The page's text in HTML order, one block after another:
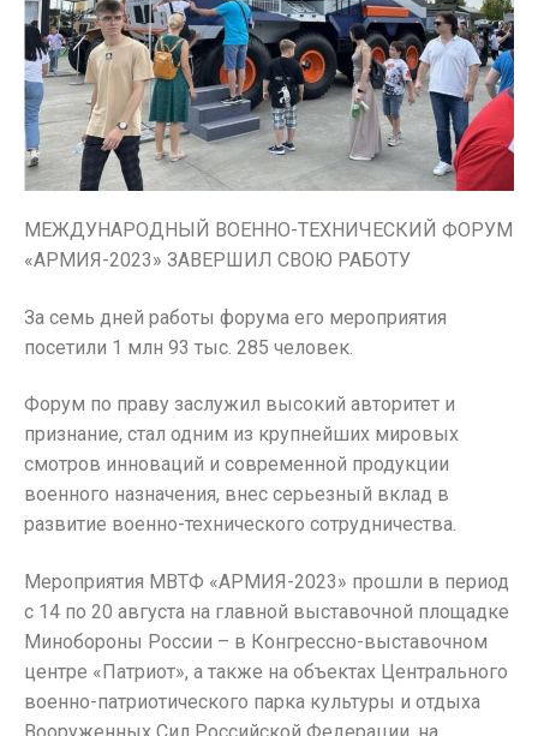
МЕЖДУНАРОДНЫЙ ВОЕННО-ТЕХНИЧЕСКИЙ ФОРУМ
«АРМИЯ-2023» ЗАВЕРШИЛ СВОЮ РАБОТУ
За семь дней работы форума его мероприятия
посетили 1 млн 93 тыс. 285 человек.
Форум по праву заслужил высокий авторитет и
признание, стал одним из крупнейших мировых
смотров инноваций и современной продукции
военного назначения, внес серьезный вклад в
развитие военно-технического сотрудничества.
Мероприятия МВТФ «АРМИЯ-2023» прошли в период
с 14 по 20 августа на главной выставочной площадке
Минобороны России – в Конгрессно-выставочном
центре «Патриот», а также на объектах Центрального
военно-патриотического парка культуры и отдыха